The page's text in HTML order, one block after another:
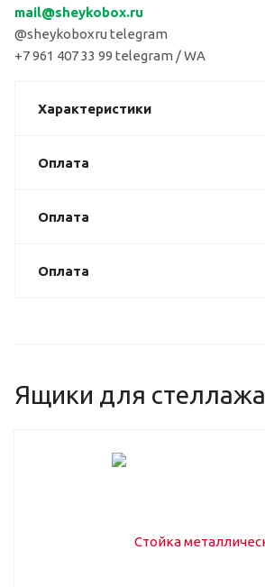
mail@sheykobox.ru
@sheykoboxru telegram
+7 961 407 33 99 telegram / WA
Характеристики
Оплата
Оплата
Оплата
Ящики для стеллажа